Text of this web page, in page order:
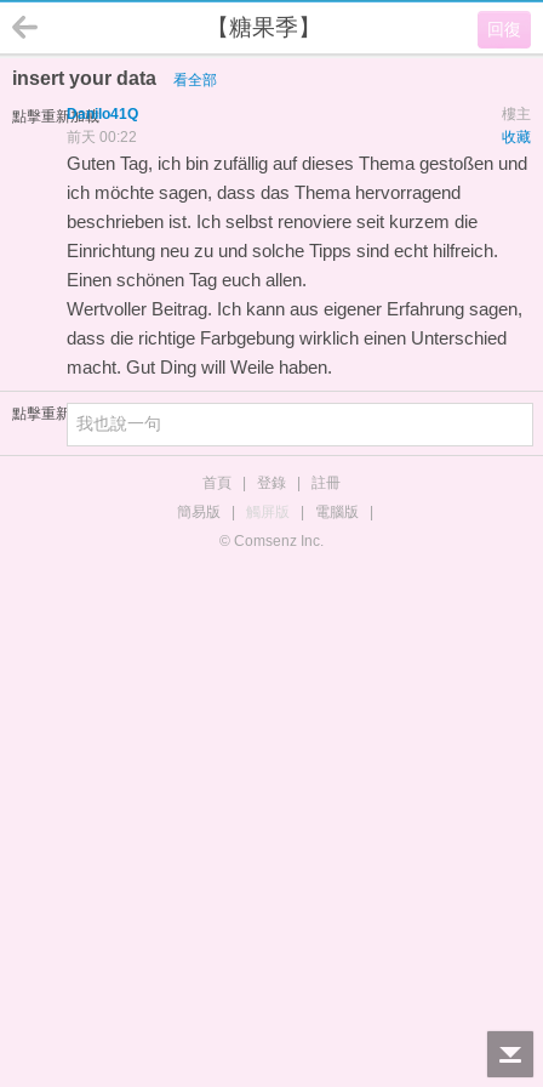
回復
【糖果季】
insert your data 看全部
點擊重新加載 樓主
Danilo41Q
收藏
前天 00:22
Guten Tag, ich bin zufällig auf dieses Thema gestoßen und
ich möchte sagen, dass das Thema hervorragend
beschrieben ist. Ich selbst renoviere seit kurzem die
Einrichtung neu zu und solche Tipps sind echt hilfreich.
Einen schönen Tag euch allen.
Wertvoller Beitrag. Ich kann aus eigener Erfahrung sagen,
dass die richtige Farbgebung wirklich einen Unterschied
macht. Gut Ding will Weile haben.
點擊重新加載
首頁 登錄
註冊
簡易版
觸屏版 電腦版
© Comsenz Inc.